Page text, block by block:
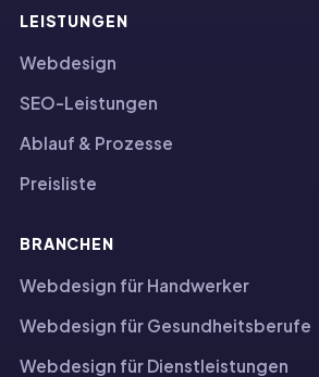
LEISTUNGEN
Webdesign
SEO-Leistungen
Ablauf & Prozesse
Preisliste
BRANCHEN
Webdesign für Handwerker
Webdesign für Gesundheitsberufe
Webdesign für Dienstleistungen